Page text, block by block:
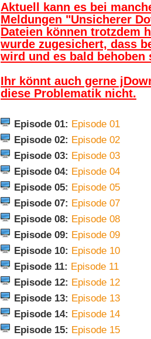
Aktuell kann es bei
Meldungen "Unsicherer
Dateien können trotzdem
wurde zugesichert, dass
wird und es bald behoben
Ihr könnt auch gerne
diese Problematik nicht.
Episode 01: Episode 01
Episode 02: Episode 02
Episode 03: Episode 03
Episode 04: Episode 04
Episode 05: Episode 05
Episode 07: Episode 07
Episode 08: Episode 08
Episode 09: Episode 09
Episode 10: Episode 10
Episode 11: Episode 11
Episode 12: Episode 12
Episode 13: Episode 13
Episode 14: Episode 14
Episode 15: Episode 15